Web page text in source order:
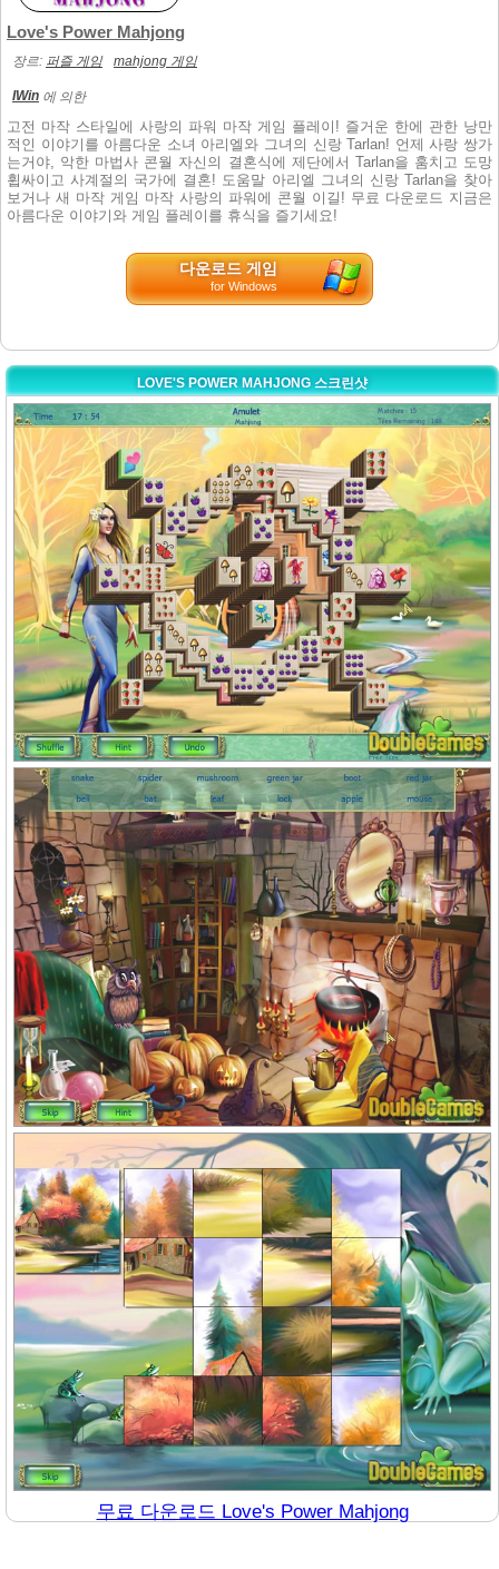
Love's Power Mahjong
장르: 퍼즐 게임 mahjong 게임
IWin 에 의한
고전 마작 스타일에 사랑의 파워 마작 게임 플레이! 즐거운 한에 관한 낭만
적인 이야기를 아름다운 소녀 아리엘와 그녀의 신랑 Tarlan! 언제 사랑 쌍가
는거야, 악한 마법사 콘월 자신의 결혼식에 제단에서 Tarlan을 훔치고 도망
휩싸이고 사계절의 국가에 결혼! 도움말 아리엘 그녀의 신랑 Tarlan을 찾아
보거나 새 마작 게임 마작 사랑의 파워에 콘월 이길! 무료 다운로드 지금은
아름다운 이야기와 게임 플레이를 휴식을 즐기세요!
다운로드 게임
for Windows
LOVE'S POWER MAHJONG 스크린샷
무료 다운로드 Love's Power Mahjong